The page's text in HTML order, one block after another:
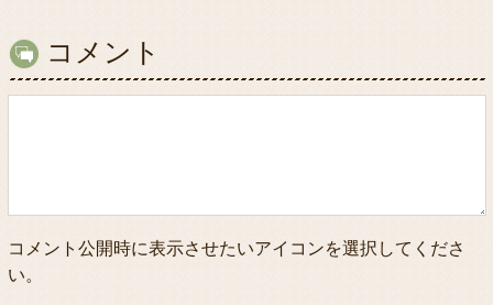
コメント
コメント公開時に表示させたいアイコンを選択してくださ
い。